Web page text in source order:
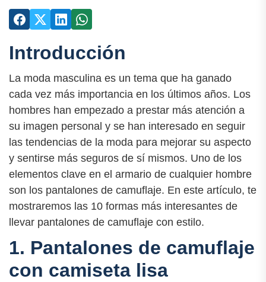
Introducción
La moda masculina es un tema que ha ganado
cada vez más importancia en los últimos años. Los
hombres han empezado a prestar más atención a
su imagen personal y se han interesado en seguir
las tendencias de la moda para mejorar su aspecto
y sentirse más seguros de sí mismos. Uno de los
elementos clave en el armario de cualquier hombre
son los pantalones de camuflaje. En este artículo, te
mostraremos las 10 formas más interesantes de
llevar pantalones de camuflaje con estilo.
1. Pantalones de camuflaje
con camiseta lisa